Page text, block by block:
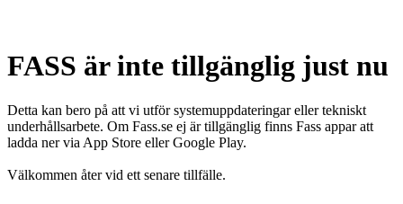
FASS är inte tillgänglig just nu
Detta kan bero på att vi utför systemuppdateringar eller tekniskt
underhållsarbete. Om Fass.se ej är tillgänglig finns Fass appar att
ladda ner via App Store eller Google Play.
Välkommen åter vid ett senare tillfälle.